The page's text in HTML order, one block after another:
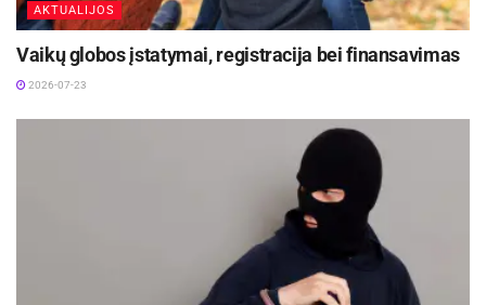
Europos kelių policijos tinklas ROADPOL per
Saugaus eismo dienas išskiria ir akcentuoja
vieną dieną, paskelbdamas ją Europos diena be
žuvusiųjų keliuose – šiais metais tai rugsėjo 18-
Ypatingas dėmesys šiemet skiriamas dviratėms
transporto priemonėms. Saugos šalmo
dėvėjimas, šviesūs drabužiai, atšvaitai ir atsargus
važiavimas gali išgelbėti gyvybes. Nesvarbu, ar
AKTUALIJOS
Vaikų globos įstatymai, registracija bei finansavimas
2026-07-23